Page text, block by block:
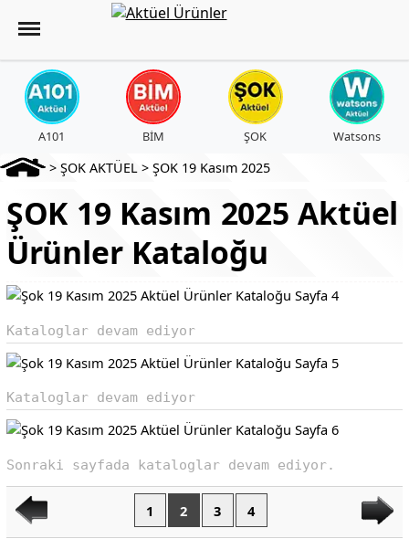
A101 BİM ŞOK Watsons
> ŞOK AKTÜEL > ŞOK 19 Kasım 2025
ŞOK 19 Kasım 2025 Aktüel
Ürünler Kataloğu
Kataloglar devam ediyor
Kataloglar devam ediyor
Sonraki sayfada kataloglar devam ediyor.
1 2 3 4